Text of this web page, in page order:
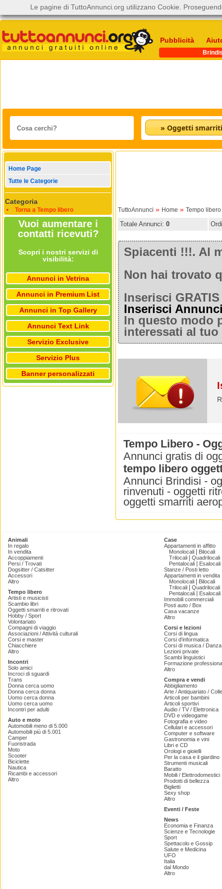
Pubblicità
Home Page
Tutte le Categorie
Categoria
Torna a Tempo libero
Vuoi aumentare i
contatti ricevuti?
Scopri i nostri servizi di
visibilità:
Annunci in Vetrina
Annunci in Premium List
Annunci in Top Gallery
Annunci Text Link
Servizio Exclusive
Servizio Plus
Banner personalizzati
TuttoAnnunci » Home » Tempo libero
Totale Annunci: 0
Spiacenti !!!. Al
Non hai trovato
Inserisci
Inserisci
In questo modo
interessati al
Tempo Libero -
Annunci gratis di
tempo libero
Annunci Brindisi -
rinvenuti - oggetti
oggetti smarriti
Animali
In regalo
In vendita
Accoppiamenti
Persi / Trovati
Dogsitter / Catsitter
Accessori
Altro
Tempo libero
Artisti e musicisti
Scambio libri
Oggetti smarriti e ritrovati
Hobby / Sport
Volontariato
Compagni di viaggio
Associazioni / Attività culturali
Corsi e master
Chiacchiere
Altro
Incontri
Solo amici
Incroci di sguardi
Trans
Donna cerca uomo
Donna cerca donna
Uomo cerca donna
Uomo cerca uomo
Incontri per adulti
Auto e moto
Automobili meno di 5.000
Automobili più di 5.001
Camper
Fuoristrada
Moto
Scooter
Biciclette
Nautica
Ricambi e accessori
Altro
Case
Appartamenti in affitto
Monolocali
Bilocali
Trilocali
Quadrilocali
Pentalocali
Esalocali
Stanze / Posti letto
Appartamenti in vendita
Monolocali
Bilocali
Trilocali
Quadrilocali
Pentalocali
Esalocali
Immobili commerciali
Posti auto / Box
Casa vacanze
Altro
Corsi e lezioni
Corsi di lingua
Corsi d'informatica
Corsi di musica /
Lezioni private
Scambi linguistici
Formazione
Altro
Compra e vendi
Abbigliamento
Arte / Antiquariato /
Articoli per bambini
Articoli sportivi
Audio / TV / Elettronica
DVD e videogame
Fotografia e video
Cellulari e accessori
Computer e software
Gastronomia e vini
Libri e CD
Orologi e gioielli
Per la casa e il giardino
Strumenti musicali
Baratto
Mobili / Elettrodomestici
Prodotti di bellezza
Biglietti
Sexy shop
Altro
Eventi / Feste
News
Economia e Finanza
Scienze e Tecnologie
Sport
Spettacolo e Gossip
Salute e Medicina
UFO
Italia
dal Mondo
Altro
Le pagine di TuttoAnnunci.org utilizzano Cookie.